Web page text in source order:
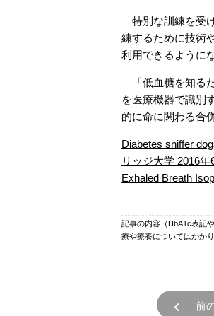
特別な訓練を受
練するために技術
利用できるように
「低血糖を知る
を医療機器で識別
的に命に関わる合
Diabetes sniffer
リッジ大学 2016年
Exhaled Breath
記事の内容（HbA1c表記
療や療養についてはかか
前